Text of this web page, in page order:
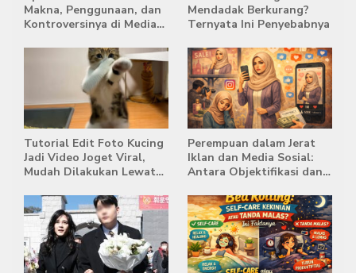
Makna, Penggunaan, dan
Kontroversinya di Media
Mendadak Berkurang?
Ternyata Ini Penyebabnya
Tutorial Edit Foto Kucing
Jadi Video Joget Viral,
Mudah Dilakukan Lewat
Perempuan dalam Jerat
Iklan dan Media Sosial:
Antara Objektifikasi dan